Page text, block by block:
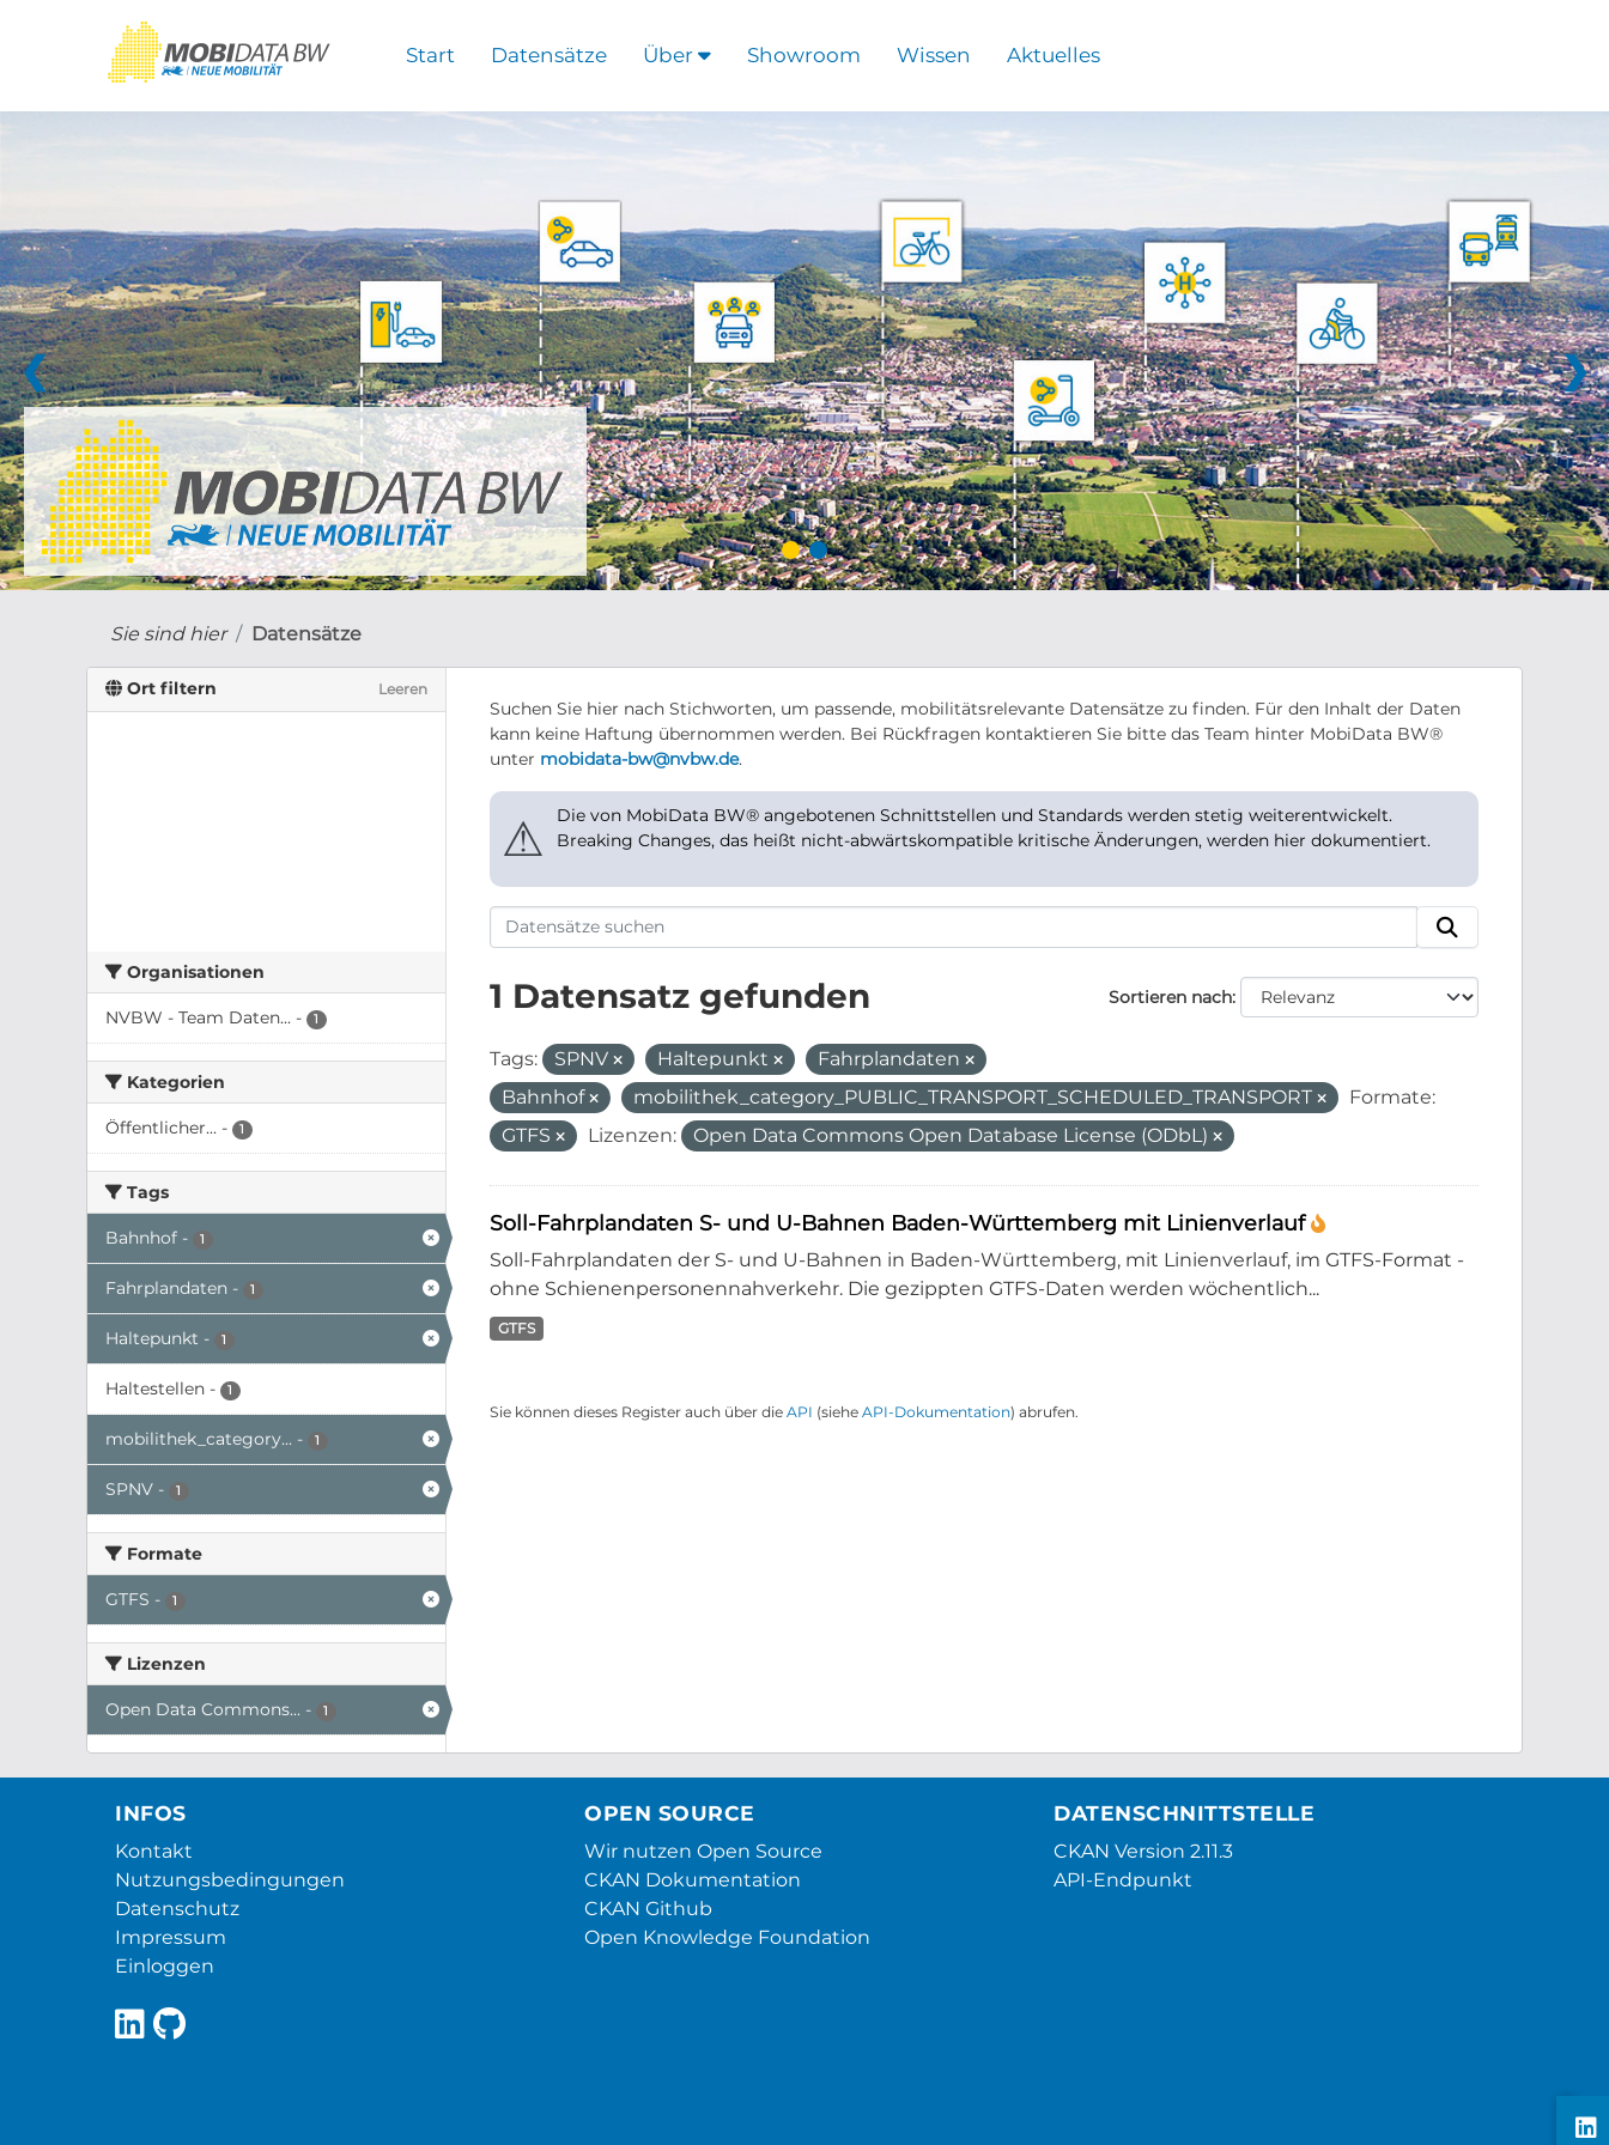
Start Datensätze Über Showroom Wissen Aktuelles
❮ ❯
Sie sind hier Datensätze
Ort filtern Leeren
Organisationen
NVBW - Team Daten... - 1
Kategorien
Öffentlicher... - 1
Tags
Bahnhof - 1
Fahrplandaten - 1
Haltepunkt - 1
Haltestellen - 1
mobilithek_category... - 1
SPNV - 1
Formate
GTFS - 1
Lizenzen
Open Data Commons... - 1
Suchen Sie hier nach Stichworten, um passende, mobilitätsrelevante Datensätze zu finden. Für den Inhalt der Daten
kann keine Haftung übernommen werden. Bei Rückfragen kontaktieren Sie bitte das Team hinter MobiData BW®
unter mobidata-bw@nvbw.de.
⚠
Die von MobiData BW® angebotenen Schnittstellen und Standards werden stetig weiterentwickelt.
Breaking Changes, das heißt nicht-abwärtskompatible kritische Änderungen, werden hier dokumentiert.
Sortieren nach
1 Datensatz gefunden
Tags: SPNV Haltepunkt
Fahrplandaten
Bahnhof
mobilithek_category_PUBLIC_TRANSPORT_SCHEDULED_TRANSPORT
Formate:
GTFS
Lizenzen: Open Data Commons Open Database License (ODbL)
Soll-Fahrplandaten S- und U-Bahnen Baden-Württemberg mit Linienverlauf
Soll-Fahrplandaten der S- und U-Bahnen in Baden-Württemberg, mit Linienverlauf, im GTFS-Format -
ohne Schienenpersonennahverkehr. Die gezippten GTFS-Daten werden wöchentlich...
GTFS
Sie können dieses Register auch über die API (siehe API-Dokumentation) abrufen.
INFOS
Kontakt
Nutzungsbedingungen
Datenschutz
Impressum
Einloggen
OPEN SOURCE
Wir nutzen Open Source
CKAN Dokumentation
CKAN Github
Open Knowledge Foundation
DATENSCHNITTSTELLE
CKAN Version 2.11.3
API-Endpunkt